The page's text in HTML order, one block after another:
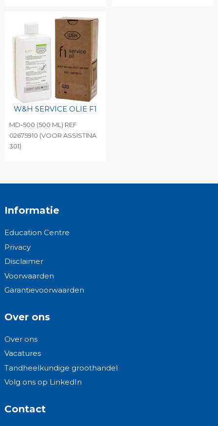
W&H SERVICE OLIE F1
MD-500 (500 ML) REF
02675910 (VOOR ASSISTINA
301)
Informatie
Education Centre
Privacy
Disclaimer
Voorwaarden
Garantievoorwaarden
Over ons
Over ons
Vacatures
Tandheelkundige groothandel
Volg ons op LinkedIn
Contact